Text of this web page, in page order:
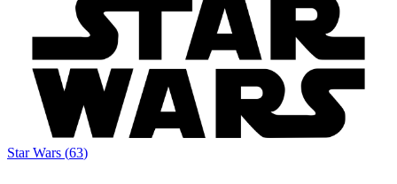
Star Wars (63)